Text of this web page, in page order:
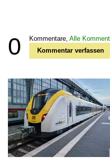
0 Kommentare, Alle
Kommentar verfassen